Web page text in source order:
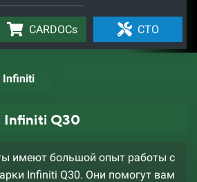
CARDOCs СТО
Infiniti
Infiniti Q30
имеют большой опыт работы с
Infiniti Q30. Они помогут вам